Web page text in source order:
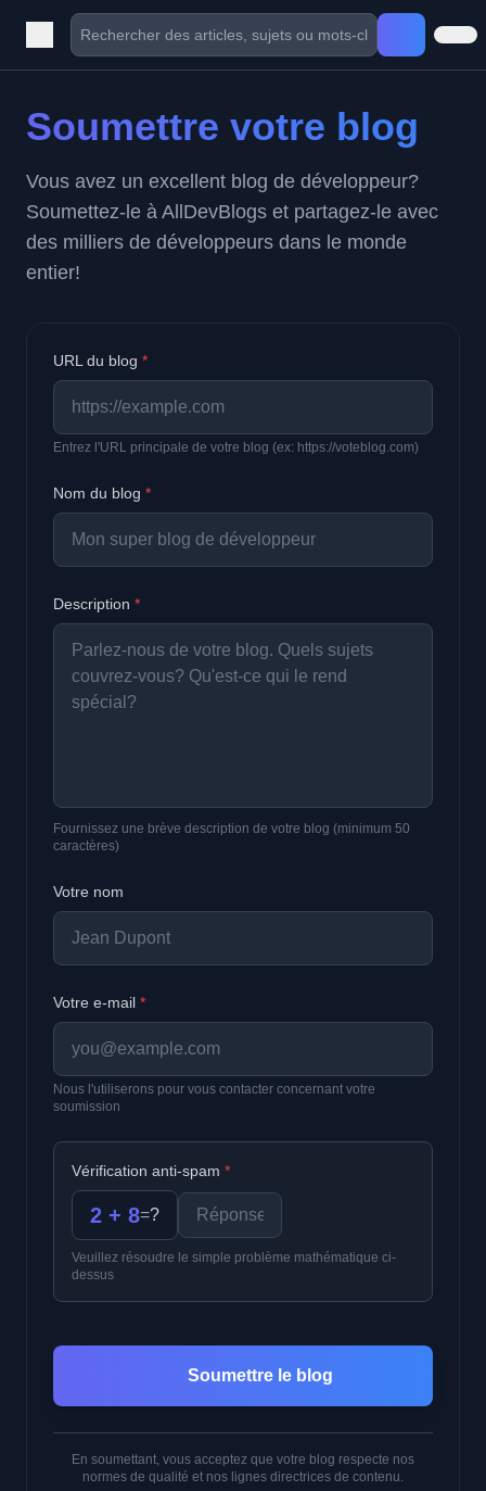
Soumettre votre blog
Vous avez un excellent blog de développeur?
Soumettez-le à AllDevBlogs et partagez-le avec
des milliers de développeurs dans le monde
entier!
URL du blog *
Entrez l'URL principale de votre blog (ex: https://voteblog.com)
Nom du blog *
Description *
Fournissez une brève description de votre blog (minimum 50
caractères)
Votre nom
Votre e-mail *
Nous l'utiliserons pour vous contacter concernant votre
soumission
Vérification anti-spam *
2 + 8=?
Veuillez résoudre le simple problème mathématique ci-
dessus
Soumettre le blog
En soumettant, vous acceptez que votre blog respecte nos
normes de qualité et nos lignes directrices de contenu.